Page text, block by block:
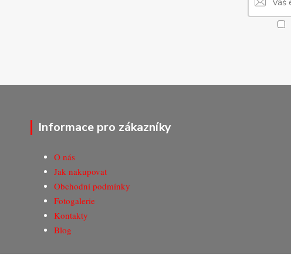
Informace pro zákazníky
O nás
Jak nakupovat
Obchodní podmínky
Fotogalerie
Kontakty
Blog